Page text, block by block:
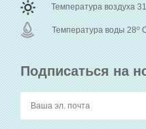
Подписаться на
Температура воздуха 31
Температура воды 28o